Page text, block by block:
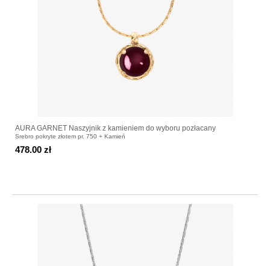
AURA GARNET Naszyjnik z kamieniem do wyboru pozłacany
Srebro pokryte złotem pr. 750 + Kamień
478.00 zł